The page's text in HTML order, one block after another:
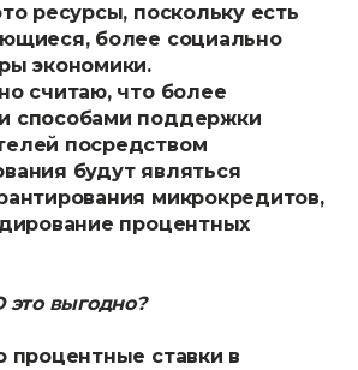
ресурсы, поскольку есть
более социально
экономики.
считаю, что более
способами поддержки
посредством
будут являться
микрокредитов,
процентных
выгодно?
процентные ставки в